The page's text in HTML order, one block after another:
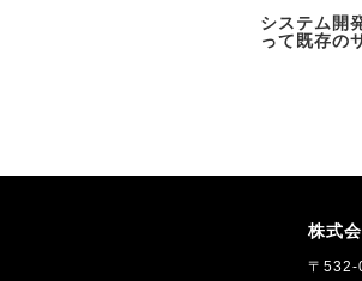
システム開
って既存の
株式
〒532-